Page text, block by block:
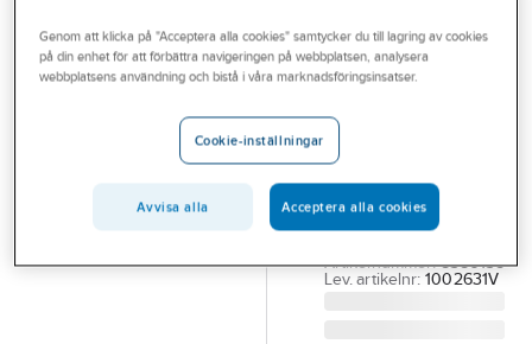
Branscher
Reservdelar blandare
Reservdelar Oras övrigt
Spak Saga Eco,
Oras
ORAS SAGA ECO
SPAK - ZINK
1002631V
Artikelnummer: 8386138
Lev. artikelnr: 1002631V
Genom att klicka på "Acceptera alla cookies" samtycker du till lagring av cookies
på din enhet för att förbättra navigeringen på webbplatsen, analysera
webbplatsens användning och bistå i våra marknadsföringsinsatser.
Cookie-inställningar
Avvisa alla Acceptera alla cookies